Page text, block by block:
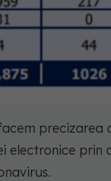
precizarea
electronice prin